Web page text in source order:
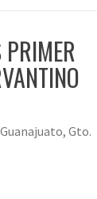
PRIMER
Gto.